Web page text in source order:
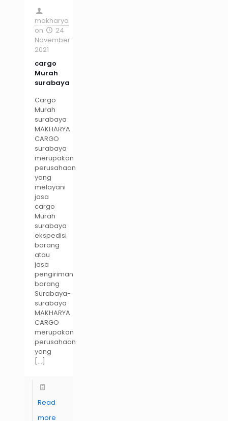
makharya
on
24
November
2021
cargo
Murah
surabaya
Cargo
Murah
surabaya
MAKHARYA
CARGO
surabaya
merupakan
perusahaan
yang
melayani
jasa
cargo
Murah
surabaya
ekspedisi
barang
atau
jasa
pengiriman
barang
Surabaya-
surabaya
MAKHARYA
CARGO
merupakan
perusahaan
yang
[…]
Read
more